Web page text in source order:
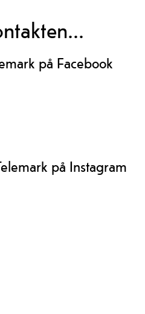
på Facebook
på Instagram